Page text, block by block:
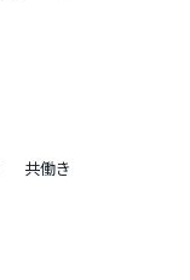
共働き